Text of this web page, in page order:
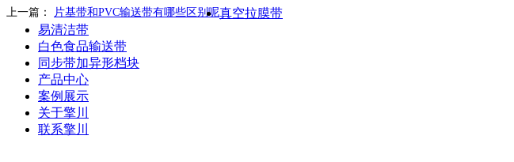
上一篇： 片基带和PVC输送带有哪些区别呢真空拉膜带
易清洁带
白色食品输送带
同步带加异形档块
产品中心
案例展示
关于擎川
联系擎川